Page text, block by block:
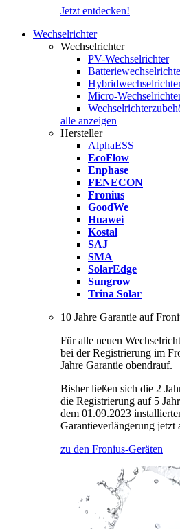
Jetzt entdecken!
Wechselrichter
Wechselrichter
PV-Wechselrichter
Micro-
alle anzeigen
Hersteller
AlphaESS
EcoFlow
Enphase
FENECON
Fronius
GoodWe
Huawei
Kostal
SAJ
SMA
SolarEdge
Sungrow
Trina Solar
10 Jahre Garantie auf
Für alle neuen
bei der Registrierung im
Jahre Garantie obendrauf.
Bisher ließen sich die 2
die Registrierung auf 5
dem 01.09.2023
Garantieverlängerung jetzt
zu den Fronius-Geräten